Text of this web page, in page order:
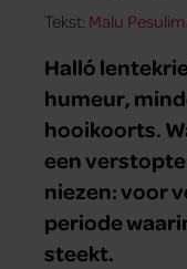
Tekst: Malu
Halló
humeur,
hooikoorts.
een
niezen: voor
periode
steekt.